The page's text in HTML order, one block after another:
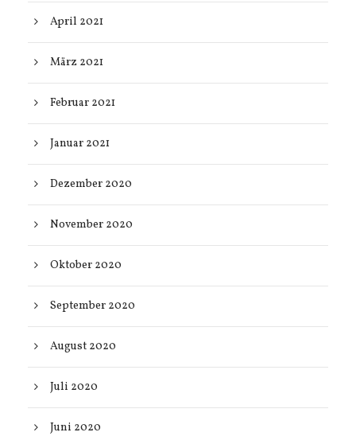
April 2021
März 2021
Februar 2021
Januar 2021
Dezember 2020
November 2020
Oktober 2020
September 2020
August 2020
Juli 2020
Juni 2020